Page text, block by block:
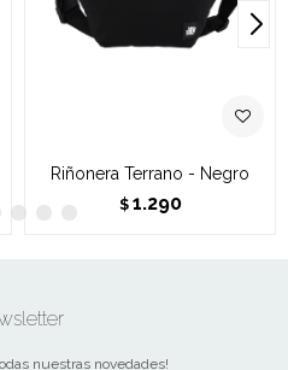
Riñonera Terrano - Negro
$ 1.290
nuestras novedades!